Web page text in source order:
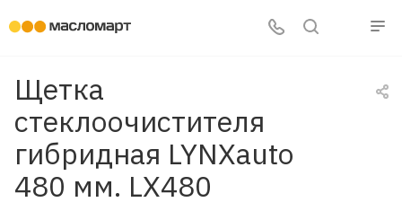
Щетка
стеклоочистителя
гибридная LYNXauto
480 мм. LX480